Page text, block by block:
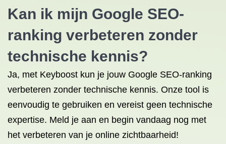
Kan ik mijn Google SEO-
ranking verbeteren zonder
technische kennis?
Ja, met Keyboost kun je jouw Google SEO-ranking
verbeteren zonder technische kennis. Onze tool is
eenvoudig te gebruiken en vereist geen technische
expertise. Meld je aan en begin vandaag nog met
het verbeteren van je online zichtbaarheid!